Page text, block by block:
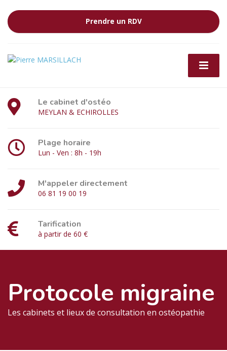
Prendre un RDV
Le cabinet d'ostéo
MEYLAN & ECHIROLLES
Plage horaire
Lun - Ven : 8h - 19h
M'appeler directement
06 81 19 00 19
Tarification
à partir de 60 €
Protocole migraine
Les cabinets et lieux de consultation en ostéopathie